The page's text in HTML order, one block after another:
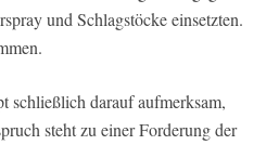
und Schlagstöcke einsetzten.
schließlich darauf aufmerksam,
steht zu einer Forderung der